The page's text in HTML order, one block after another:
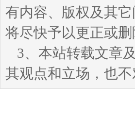
有内容、版权及其
将尽快予以更正或删
3、本站转载文章
其观点和立场，也